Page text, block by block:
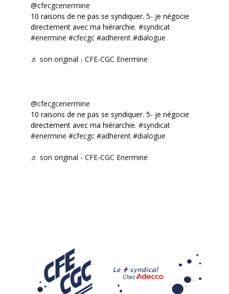
@cfecgcenermine
10 raisons de ne pas se syndiquer. 5- je négocie
directement avec ma hiérarchie. #syndicat
#enermine #cfecgc #adherent #dialogue
♬ son original - CFE-CGC Enermine
@cfecgcenermine
10 raisons de ne pas se syndiquer. 5- je négocie
directement avec ma hiérarchie. #syndicat
#enermine #cfecgc #adherent #dialogue
♬ son original - CFE-CGC Enermine